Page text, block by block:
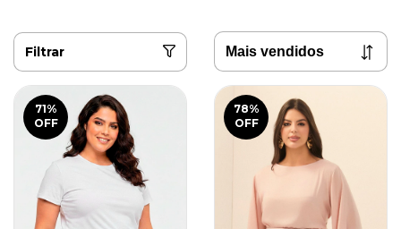
Filtrar
71%
OFF
78%
OFF